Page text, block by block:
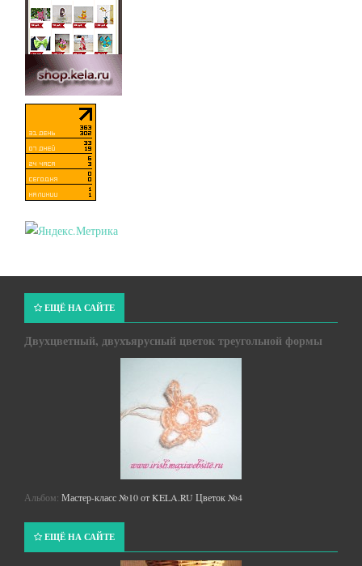
ЕЩЁ НА САЙТЕ
Двухцветный, двухъярусный цветок треугольной формы
Альбом: Мастер-класс №10 от KELA.RU Цветок №4
ЕЩЁ НА САЙТЕ